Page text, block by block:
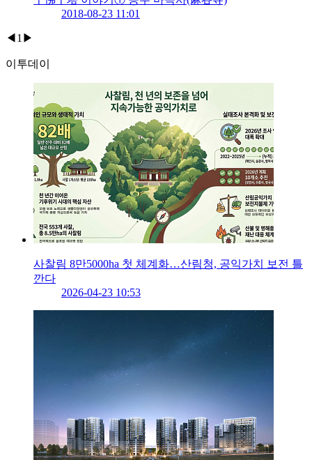
2018-08-23 11:01
◀ 1 ▶
이투데이
사찰림 8만5000ha 첫 체계화…산림청, 공익가치 보전 틀
깐다
2026-04-23 10:53